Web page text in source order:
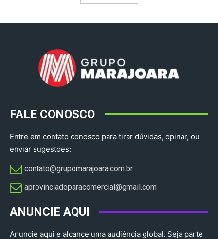
FALE CONOSCO
Entre em contato conosco para tirar dúvidas, opinar, ou
enviar sugestões:
contato@grupomarajoara.com.br
aprovinciadoparacomercial@gmail.com​
ANUNCIE AQUI
Anuncie aqui e alcance uma audiência global. Seja parte